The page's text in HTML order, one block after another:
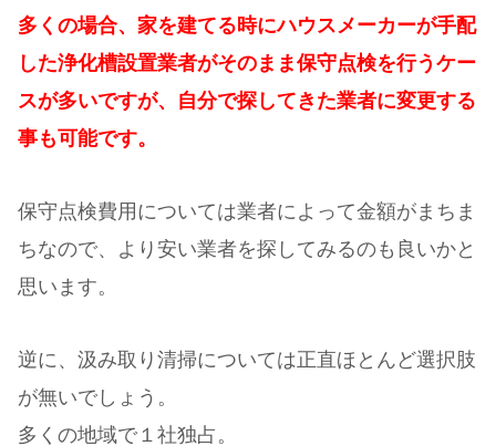
多くの場合、家を建てる時にハウスメーカーが手配
した浄化槽設置業者がそのまま保守点検を行うケー
スが多いですが、自分で探してきた業者に変更する
事も可能です。
保守点検費用については業者によって金額がまちま
ちなので、より安い業者を探してみるのも良いかと
思います。
逆に、汲み取り清掃については正直ほとんど選択肢
が無いでしょう。
多くの地域で１社独占。